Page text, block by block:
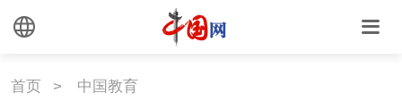
首页 > 中国教育